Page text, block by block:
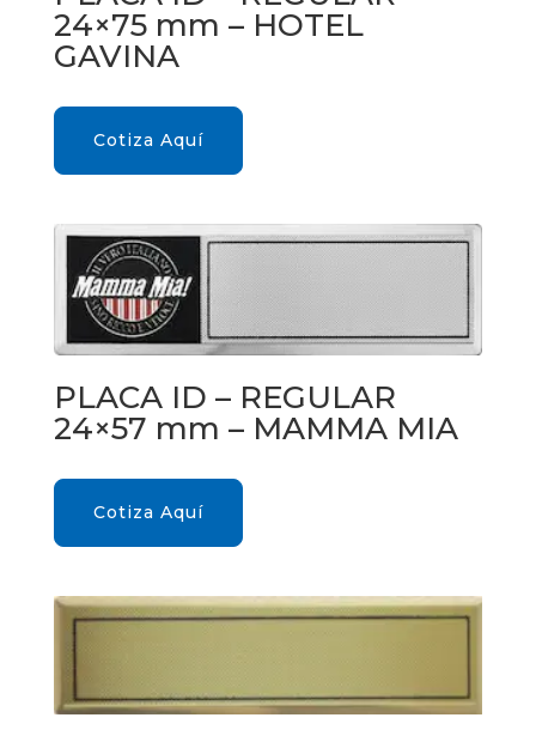
24×75 mm – HOTEL
GAVINA
Cotiza Aquí
PLACA ID – REGULAR
24×57 mm – MAMMA MIA
Cotiza Aquí